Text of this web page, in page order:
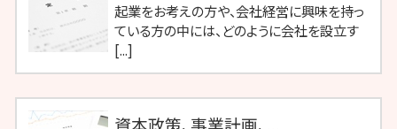
起業をお考えの方や、会社経営に興味を持っ
ている方の中には、どのように会社を設立す
[...]
資本政策、事業計画、...